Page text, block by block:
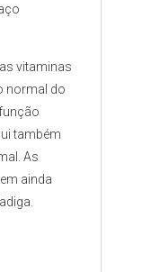
vitaminas
normal do
também
As
ainda